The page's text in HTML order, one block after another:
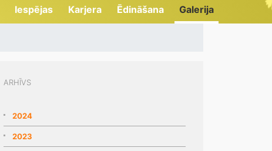
Iespējas Karjera Ēdināšana Galerija
ARHĪVS
2024
2023